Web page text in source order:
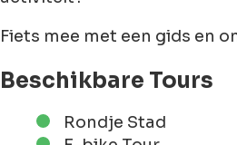
Fiets mee met een gids en
Beschikbare Tours
Rondje Stad